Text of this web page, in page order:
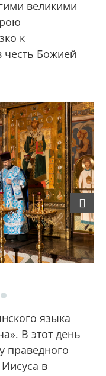
великими
к
честь Божией
Next
языка
В этот день
праведного
в